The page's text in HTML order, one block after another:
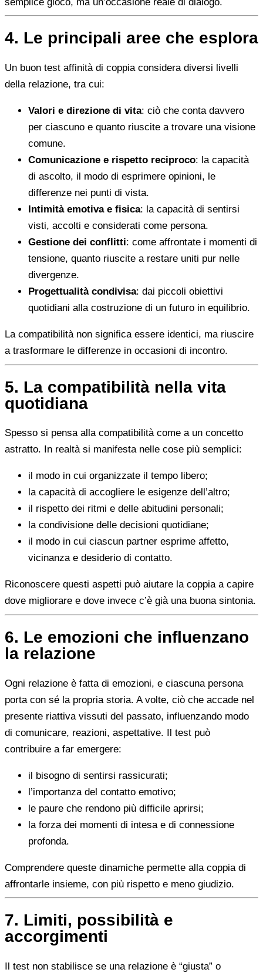
4. Le principali aree che esplora
Un buon test affinità di coppia considera diversi livelli
della relazione, tra cui:
Valori e direzione di vita: ciò che conta davvero
per ciascuno e quanto riuscite a trovare una visione
comune.
Comunicazione e rispetto reciproco: la capacità
di ascolto, il modo di esprimere opinioni, le
differenze nei punti di vista.
Intimità emotiva e fisica: la capacità di sentirsi
visti, accolti e considerati come persona.
Gestione dei conflitti: come affrontate i momenti di
tensione, quanto riuscite a restare uniti pur nelle
divergenze.
Progettualità condivisa: dai piccoli obiettivi
quotidiani alla costruzione di un futuro in equilibrio.
La compatibilità non significa essere identici, ma riuscire
a trasformare le differenze in occasioni di incontro.
5. La compatibilità nella vita
quotidiana
Spesso si pensa alla compatibilità come a un concetto
astratto. In realtà si manifesta nelle cose più semplici:
il modo in cui organizzate il tempo libero;
la capacità di accogliere le esigenze dell’altro;
il rispetto dei ritmi e delle abitudini personali;
la condivisione delle decisioni quotidiane;
il modo in cui ciascun partner esprime affetto,
vicinanza e desiderio di contatto.
Riconoscere questi aspetti può aiutare la coppia a capire
dove migliorare e dove invece c’è già una buona sintonia.
6. Le emozioni che influenzano
la relazione
Ogni relazione è fatta di emozioni, e ciascuna persona
porta con sé la propria storia. A volte, ciò che accade nel
presente riattiva vissuti del passato, influenzando modo
di comunicare, reazioni, aspettative. Il test può
contribuire a far emergere:
il bisogno di sentirsi rassicurati;
l’importanza del contatto emotivo;
le paure che rendono più difficile aprirsi;
la forza dei momenti di intesa e di connessione
profonda.
Comprendere queste dinamiche permette alla coppia di
affrontarle insieme, con più rispetto e meno giudizio.
7. Limiti, possibilità e
accorgimenti
Il test non stabilisce se una relazione è “giusta” o